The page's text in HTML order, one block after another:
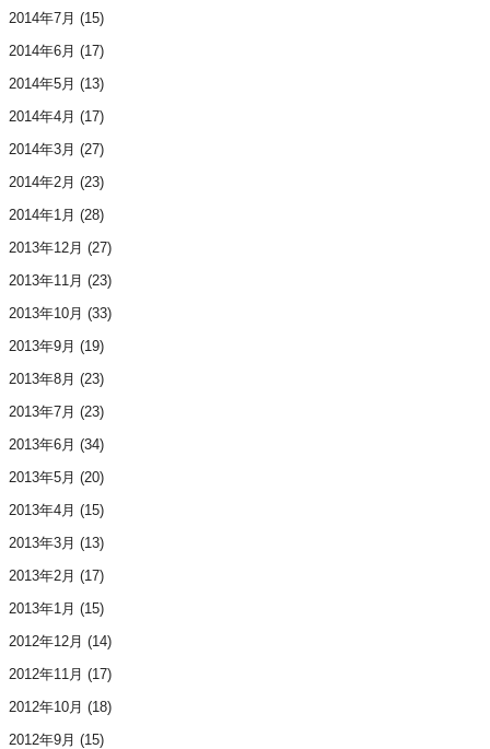
2014年7月 (15)
2014年6月 (17)
2014年5月 (13)
2014年4月 (17)
2014年3月 (27)
2014年2月 (23)
2014年1月 (28)
2013年12月 (27)
2013年11月 (23)
2013年10月 (33)
2013年9月 (19)
2013年8月 (23)
2013年7月 (23)
2013年6月 (34)
2013年5月 (20)
2013年4月 (15)
2013年3月 (13)
2013年2月 (17)
2013年1月 (15)
2012年12月 (14)
2012年11月 (17)
2012年10月 (18)
2012年9月 (15)